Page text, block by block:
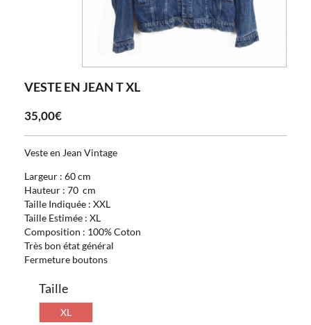
VESTE EN JEAN T XL
35,00€
Veste en Jean Vintage
Largeur : 60 cm
Hauteur : 70 cm
Taille Indiquée : XXL
Taille Estimée : XL
Composition : 100% Coton
Très bon état général
Fermeture boutons
Taille
XL